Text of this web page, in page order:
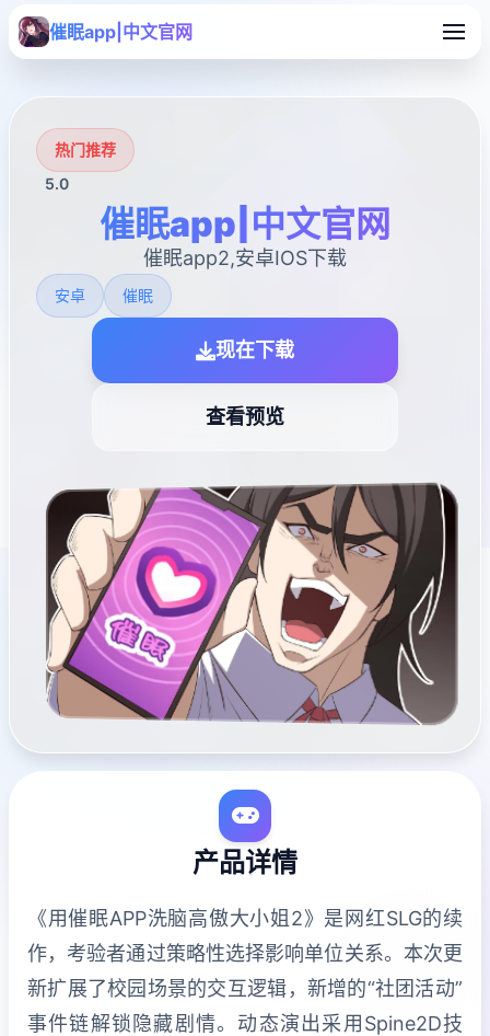
催眠app|中文官网
热门推荐
5.0
催眠app|中文官网
催眠app2,安卓IOS下载
安卓 催眠
现在下载
查看预览
产品详情
《用催眠APP洗脑高傲大小姐2》是网红SLG的续
作，考验者通过策略性选择影响单位关系。本次更
新扩展了校园场景的交互逻辑，新增的“社团活动”
事件链解锁隐藏剧情。动态演出采用Spine2D技